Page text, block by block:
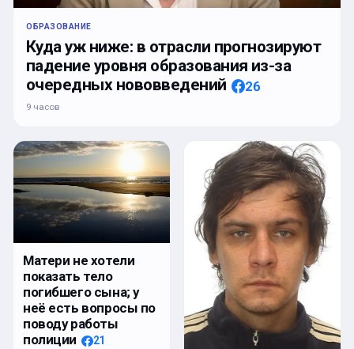
ОБРАЗОВАНИЕ
Куда уж ниже: в отрасли прогнозируют
падение уровня образования из-за
очередных нововведений
26
9 часов
Матери не хотели
показать тело
погибшего сына; у
неё есть вопросы по
поводу работы
полиции
21